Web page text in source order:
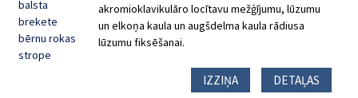
akromioklavikulāro locītavu mežģījumu, lūzumu
un elkoņa kaula un augšdelma kaula rādiusa
lūzumu fiksēšanai.
IZZIŅA DETAĻAS